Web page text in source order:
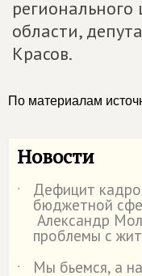
области,
Красов.
По материалам
Новости
˙ Дефицит
бюджетной
Александр
проблемы с
˙
Мы бьемся, а